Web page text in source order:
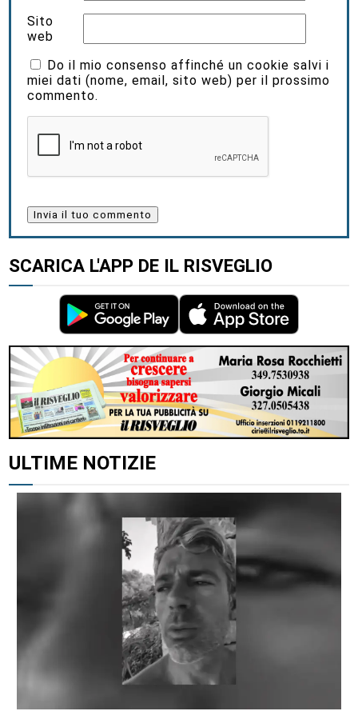
Sito
web
Do il mio consenso affinché un cookie salvi i
miei dati (nome, email, sito web) per il prossimo
commento.
SCARICA L'APP DE IL RISVEGLIO
ULTIME NOTIZIE